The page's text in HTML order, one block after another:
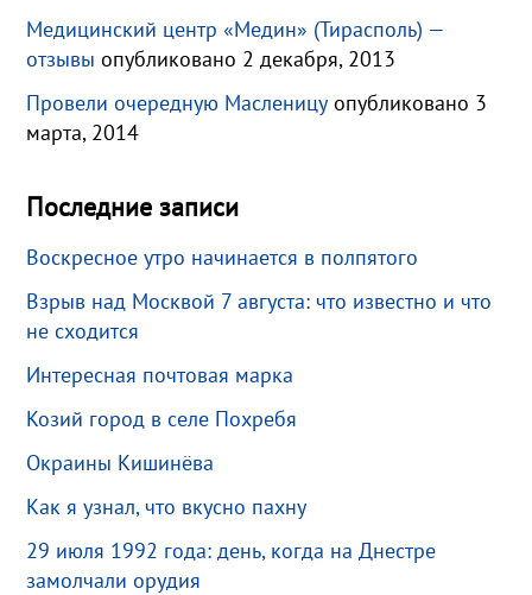
Медицинский центр «Медин» (Тирасполь) —
отзывы опубликовано 2 декабря, 2013
Провели очередную Масленицу опубликовано 3
марта, 2014
Последние записи
Воскресное утро начинается в полпятого
Взрыв над Москвой 7 августа: что известно и что
не сходится
Интересная почтовая марка
Козий город в селе Похребя
Окраины Кишинёва
Как я узнал, что вкусно пахну
29 июля 1992 года: день, когда на Днестре
замолчали орудия